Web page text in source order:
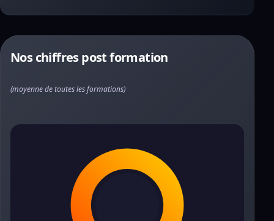
Nos chiffres post formation
(moyenne de toutes les formations)